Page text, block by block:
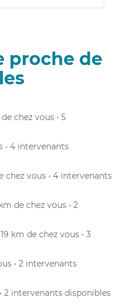
proche de
chez vous • 5
• 4 intervenants
chez vous • 4 intervenants
km de chez vous • 2
km de chez vous • 3
• 2 intervenants
2 intervenants disponibles